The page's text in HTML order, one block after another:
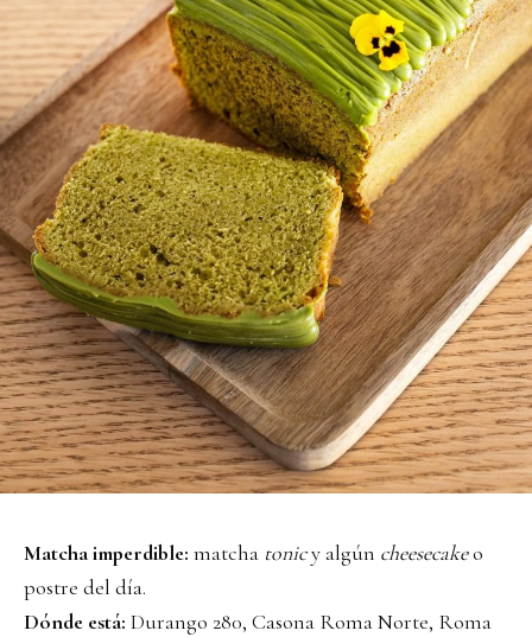
Matcha imperdible: matcha tonicy algún cheesecakeo
postre del día.
Dónde está: Durango 280, Casona Roma Norte, Roma